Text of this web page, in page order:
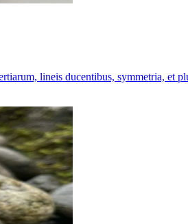
lineis ducentibus, symmetria, et